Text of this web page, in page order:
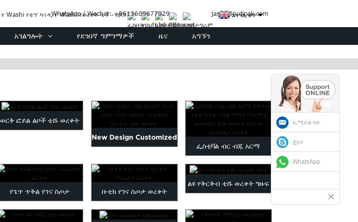
WhatsApp / Wechat: +8613609677029 jason@judipak.com
እንግሊዝኛ
አገልግሎት የደንበኛ ግምገማዎች ዜና አግኙን
ወርቅ ፎይል ልቦች ቲሹ ወረቀት
New Design Customized
ፌስቲቫል ብር ብጁ አርማ
የታተመ መጠቅለያ ፓ...
የጌጥ ጥቅል የገና ስጦታ
መጠቅለያ ወረቀት
ቡቲክ የገና ስጦታ ወረቀት
ማጠፊያ ወረቀት
ልዩ የቅርቅብ ቲሹ ወረቀት ግዙፍ
ኢሜይል ላክ
ጄሰን
WhatsApp